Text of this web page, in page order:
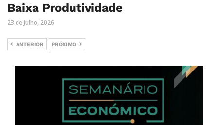
Baixa Produtividade
23 de Julho, 2026
ANTERIOR PRÓXIMO